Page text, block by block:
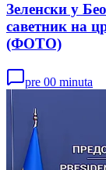
Зеленски у
саветник на
(ФОТО)
pre 00 minuta